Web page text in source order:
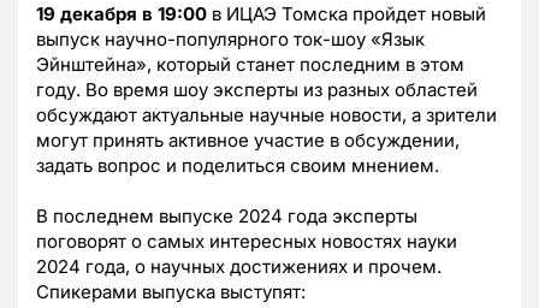
19 декабря в 19:00 в ИЦАЭ Томска пройдет новый
выпуск научно-популярного ток-шоу «Язык
Эйнштейна», который станет последним в этом
году. Во время шоу эксперты из разных областей
обсуждают актуальные научные новости, а зрители
могут принять активное участие в обсуждении,
задать вопрос и поделиться своим мнением.
В последнем выпуске 2024 года эксперты
поговорят о самых интересных новостях науки
2024 года, о научных достижениях и прочем.
Спикерами выпуска выступят: